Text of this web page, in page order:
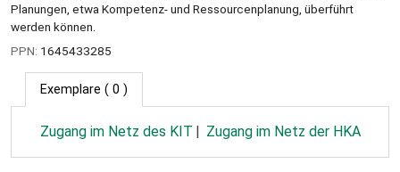
Planungen, etwa Kompetenz- und Ressourcenplanung, überführt
werden können.
PPN: 1645433285
Exemplare ( 0 )
Zugang im Netz des KIT Zugang im Netz der HKA